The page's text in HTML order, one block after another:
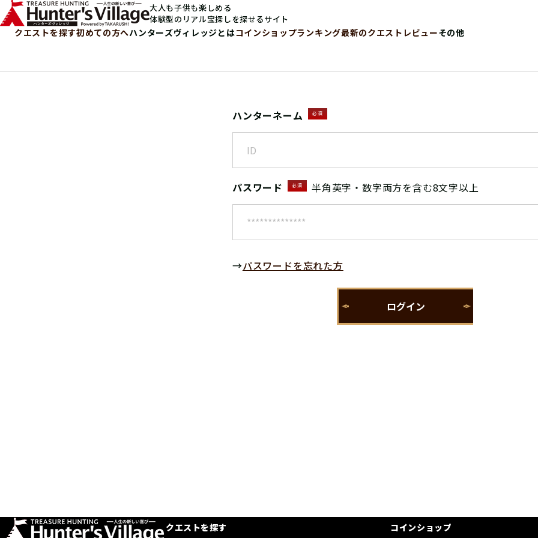
大人も子供も楽しめる
体験型のリアル宝探しを探せるサイト
クエストを探す初めての方へハンターズヴィレッジとはコインショップランキング最新のクエストレビューその他
ハンターネーム 必須
パスワード 必須 半角英字・数字両方を含む8文字以上
→パスワードを忘れた方
クエストを探す コインショップ